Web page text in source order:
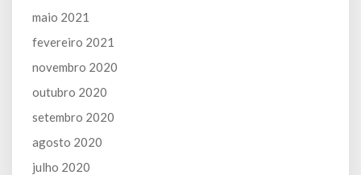
maio 2021
fevereiro 2021
novembro 2020
outubro 2020
setembro 2020
agosto 2020
julho 2020